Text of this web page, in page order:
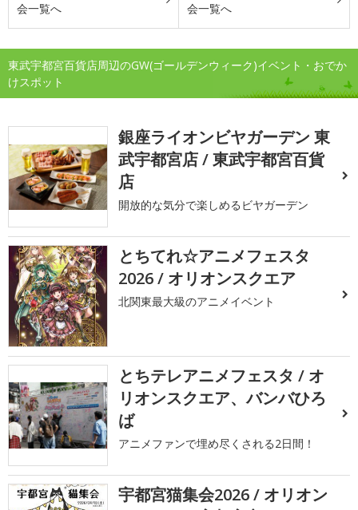
会一覧へ
会一覧へ
東武宇都宮百貨店周辺のGW(ゴールデンウィーク)イベント・おでか
けスポット
銀座ライオンビヤガーデン 東
武宇都宮店 / 東武宇都宮百貨
店
開放的な気分で楽しめるビヤガーデン
とちてれ☆アニメフェスタ
2026 / オリオンスクエア
北関東最大級のアニメイベント
とちテレアニメフェスタ / オ
リオンスクエア、バンバひろ
ば
アニメファンで埋め尽くされる2日間！
宇都宮猫集会2026 / オリオン